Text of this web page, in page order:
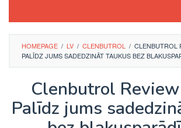
HOMEPAGE / LV / CLENBUTROL / CLENBUTROL
PALĪDZ JUMS SADEDZINĀT TAUKUS BEZ
Clenbutrol
Palīdz jums